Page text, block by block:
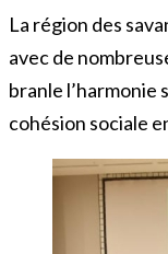
La région des
avec de
branle l’harmonie
cohésion sociale